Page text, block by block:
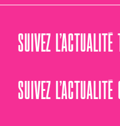
SUIVEZ
SUIVEZ